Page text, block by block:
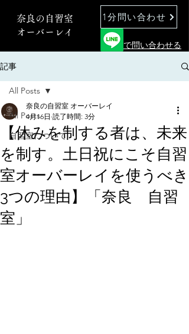
奈良の自習室
オーバーレイ
1分問い合わせ
で問い合わせる
記事
All Posts
自習室について
All Posts
【休みを制する者は、未来
を制す。土日祝にこそ自習
室オーバーレイを使うべき
3つの理由】「奈良 自習
室」
奈良の自習室 オーバーレイ
4月16日 読了時間: 3分